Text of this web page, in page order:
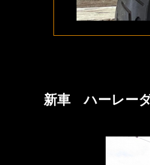
新車 ハーレー